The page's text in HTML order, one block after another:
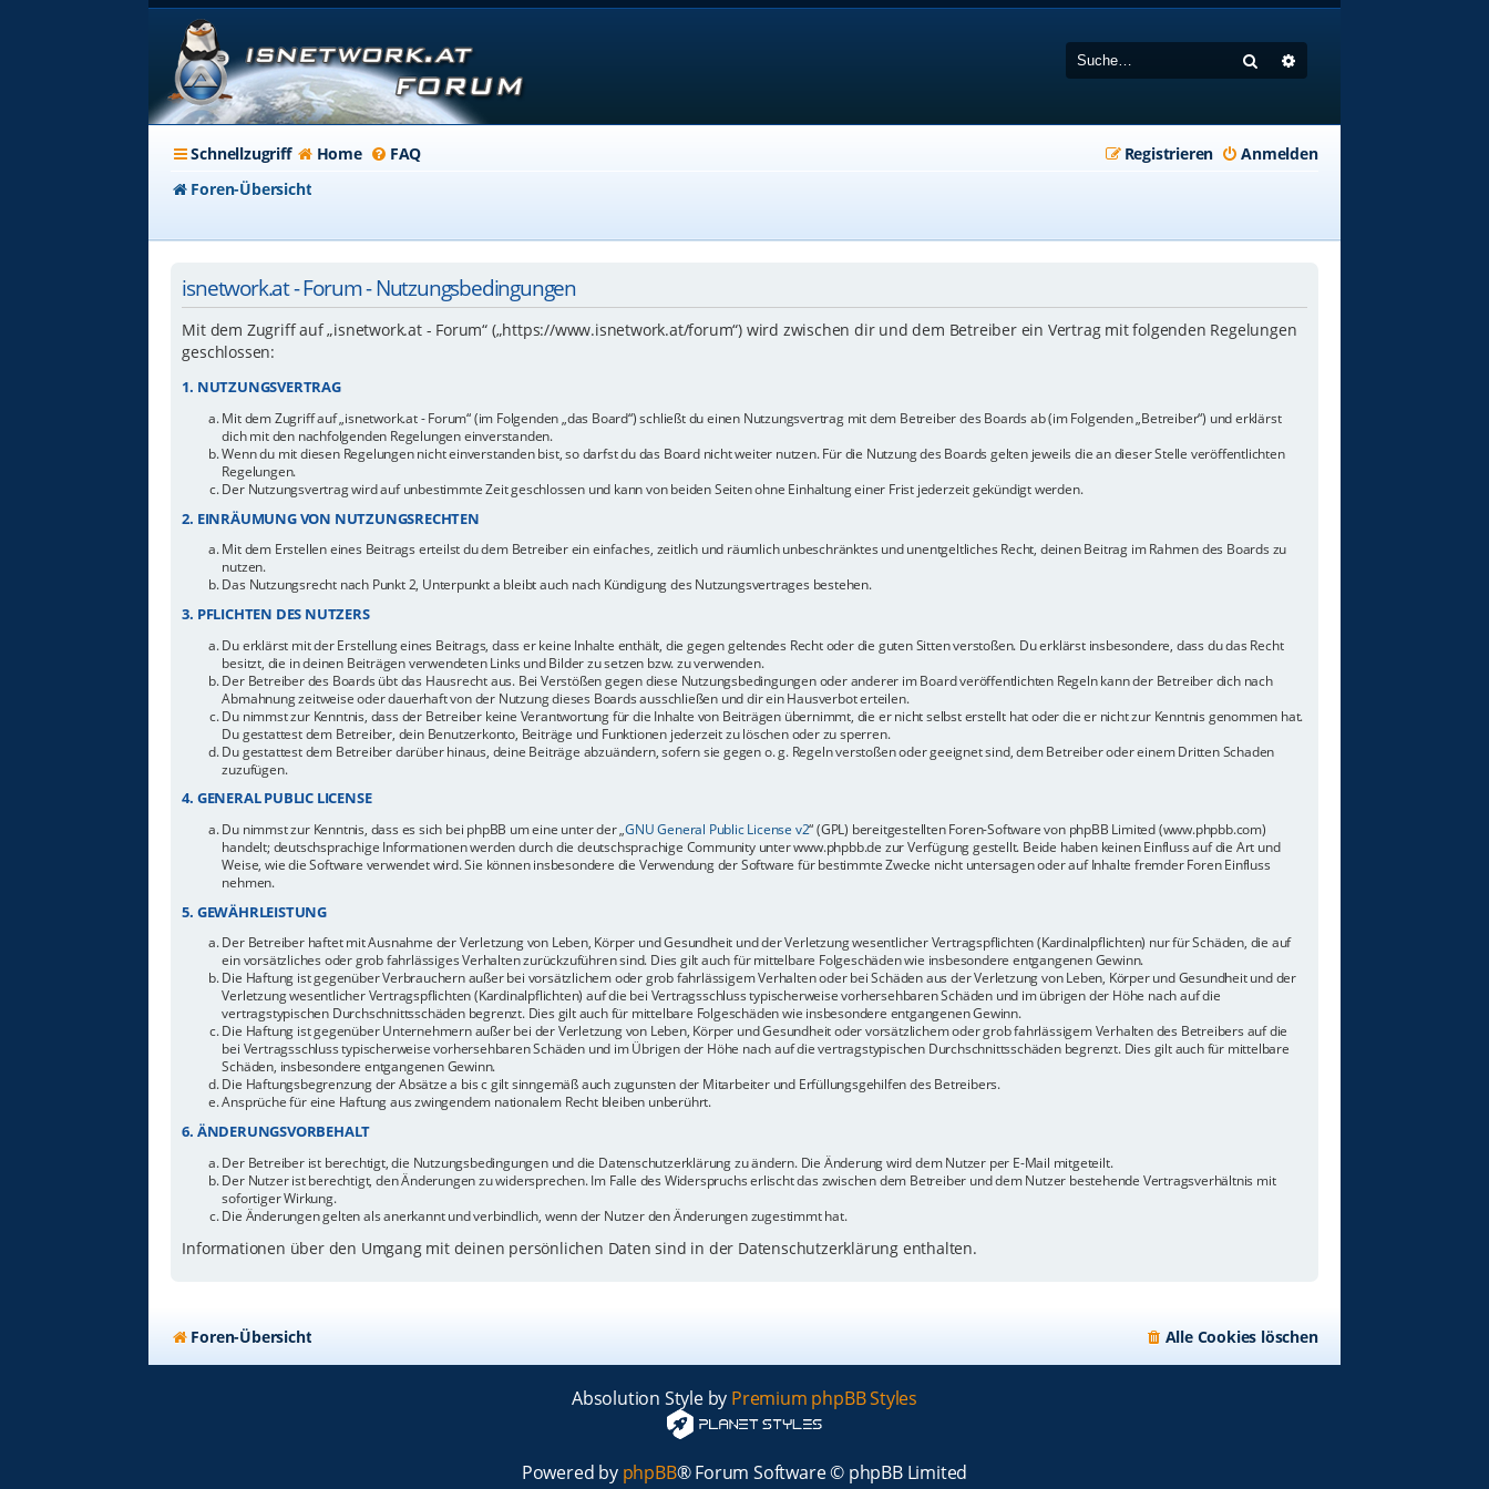
Suche
Schnellzugriff Home FAQ Anmelden
Registrieren
Foren-Übersicht
isnetwork.at - Forum - Nutzungsbedingungen
Mit dem Zugriff auf „isnetwork.at - Forum“ („https://www.isnetwork.at/forum“) wird zwischen dir und dem Betreiber ein Vertrag mit folgenden Regelungen
geschlossen:
1. NUTZUNGSVERTRAG
Mit dem Zugriff auf „isnetwork.at - Forum“ (im Folgenden „das Board“) schließt du einen Nutzungsvertrag mit dem Betreiber des Boards ab (im Folgenden „Betreiber“) und erklärst
dich mit den nachfolgenden Regelungen einverstanden.
Wenn du mit diesen Regelungen nicht einverstanden bist, so darfst du das Board nicht weiter nutzen. Für die Nutzung des Boards gelten jeweils die an dieser Stelle veröffentlichten
Regelungen.
Der Nutzungsvertrag wird auf unbestimmte Zeit geschlossen und kann von beiden Seiten ohne Einhaltung einer Frist jederzeit gekündigt werden.
2. EINRÄUMUNG VON NUTZUNGSRECHTEN
Mit dem Erstellen eines Beitrags erteilst du dem Betreiber ein einfaches, zeitlich und räumlich unbeschränktes und unentgeltliches Recht, deinen Beitrag im Rahmen des Boards zu
nutzen.
Das Nutzungsrecht nach Punkt 2, Unterpunkt a bleibt auch nach Kündigung des Nutzungsvertrages bestehen.
3. PFLICHTEN DES NUTZERS
Du erklärst mit der Erstellung eines Beitrags, dass er keine Inhalte enthält, die gegen geltendes Recht oder die guten Sitten verstoßen. Du erklärst insbesondere, dass du das Recht
besitzt, die in deinen Beiträgen verwendeten Links und Bilder zu setzen bzw. zu verwenden.
Der Betreiber des Boards übt das Hausrecht aus. Bei Verstößen gegen diese Nutzungsbedingungen oder anderer im Board veröffentlichten Regeln kann der Betreiber dich nach
Abmahnung zeitweise oder dauerhaft von der Nutzung dieses Boards ausschließen und dir ein Hausverbot erteilen.
Du nimmst zur Kenntnis, dass der Betreiber keine Verantwortung für die Inhalte von Beiträgen übernimmt, die er nicht selbst erstellt hat oder die er nicht zur Kenntnis genommen hat.
Du gestattest dem Betreiber, dein Benutzerkonto, Beiträge und Funktionen jederzeit zu löschen oder zu sperren.
Du gestattest dem Betreiber darüber hinaus, deine Beiträge abzuändern, sofern sie gegen o. g. Regeln verstoßen oder geeignet sind, dem Betreiber oder einem Dritten Schaden
zuzufügen.
4. GENERAL PUBLIC LICENSE
Du nimmst zur Kenntnis, dass es sich bei phpBB um eine unter der „GNU General Public License v2“ (GPL) bereitgestellten Foren-Software von phpBB Limited (www.phpbb.com)
handelt; deutschsprachige Informationen werden durch die deutschsprachige Community unter www.phpbb.de zur Verfügung gestellt. Beide haben keinen Einfluss auf die Art und
Weise, wie die Software verwendet wird. Sie können insbesondere die Verwendung der Software für bestimmte Zwecke nicht untersagen oder auf Inhalte fremder Foren Einfluss
nehmen.
5. GEWÄHRLEISTUNG
Der Betreiber haftet mit Ausnahme der Verletzung von Leben, Körper und Gesundheit und der Verletzung wesentlicher Vertragspflichten (Kardinalpflichten) nur für Schäden, die auf
ein vorsätzliches oder grob fahrlässiges Verhalten zurückzuführen sind. Dies gilt auch für mittelbare Folgeschäden wie insbesondere entgangenen Gewinn.
Die Haftung ist gegenüber Verbrauchern außer bei vorsätzlichem oder grob fahrlässigem Verhalten oder bei Schäden aus der Verletzung von Leben, Körper und Gesundheit und der
Verletzung wesentlicher Vertragspflichten (Kardinalpflichten) auf die bei Vertragsschluss typischerweise vorhersehbaren Schäden und im übrigen der Höhe nach auf die
vertragstypischen Durchschnittsschäden begrenzt. Dies gilt auch für mittelbare Folgeschäden wie insbesondere entgangenen Gewinn.
Die Haftung ist gegenüber Unternehmern außer bei der Verletzung von Leben, Körper und Gesundheit oder vorsätzlichem oder grob fahrlässigem Verhalten des Betreibers auf die
bei Vertragsschluss typischerweise vorhersehbaren Schäden und im Übrigen der Höhe nach auf die vertragstypischen Durchschnittsschäden begrenzt. Dies gilt auch für mittelbare
Schäden, insbesondere entgangenen Gewinn.
Die Haftungsbegrenzung der Absätze a bis c gilt sinngemäß auch zugunsten der Mitarbeiter und Erfüllungsgehilfen des Betreibers.
Ansprüche für eine Haftung aus zwingendem nationalem Recht bleiben unberührt.
6. ÄNDERUNGSVORBEHALT
Der Betreiber ist berechtigt, die Nutzungsbedingungen und die Datenschutzerklärung zu ändern. Die Änderung wird dem Nutzer per E-Mail mitgeteilt.
Der Nutzer ist berechtigt, den Änderungen zu widersprechen. Im Falle des Widerspruchs erlischt das zwischen dem Betreiber und dem Nutzer bestehende Vertragsverhältnis mit
sofortiger Wirkung.
Die Änderungen gelten als anerkannt und verbindlich, wenn der Nutzer den Änderungen zugestimmt hat.
Informationen über den Umgang mit deinen persönlichen Daten sind in der Datenschutzerklärung enthalten.
Foren-Übersicht Alle Cookies löschen
Absolution Style by Premium phpBB Styles
Powered by phpBB® Forum Software © phpBB Limited